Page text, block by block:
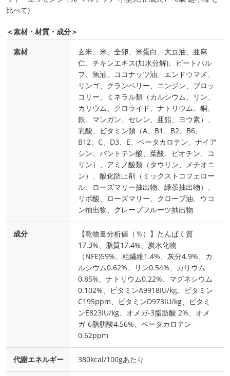
比べて)
＜素材・材質・成分＞
素材
玄米、米、全卵、米蛋白、大豆油、亜麻
仁、チキンエキス(加水分解)、ビートパル
プ、魚油、ココナッツ油、エンドウマメ、
リンゴ、クランベリー、ニンジン、ブロッ
コリー、ミネラル類（カルシウム、リン、
カリウム、クロライド、ナトリウム、銅、
鉄、マンガン、セレン、亜鉛、ヨウ素）、
乳酸、ビタミン類（A、B1、B2、B6、
B12、C、D3、E、ベータカロテン、ナイア
シン、パントテン酸、葉酸、ビオチン、コ
リン）、アミノ酸類（タウリン、メチオニ
ン）、酸化防止剤（ミックストコフェロー
ル、ローズマリー抽出物、緑茶抽出物）、
リポ酸、ローズマリー、クローブ油、ウコ
ン抽出物、グレープフルーツ抽出物
成分
【乾物量分析値（％）】たんぱく質
17.3%、脂質17.4%、炭水化物
（NFE)59%、粗繊維1.4%、灰分4.9%、カ
ルシウム0.62%、リン0.54%、カリウム
0.85%、ナトリウム0.22%、マグネシウム
0.102%、ビタミンA9918IU/kg、ビタミン
C195ppm、ビタミンD973IU/kg、ビタミ
ンE823IU/kg、オメガ‐3脂肪酸 2%、オメ
ガ‐6脂肪酸4.56%、ベータカロテン
0.62ppm
代謝エネルギー 380kcal/100gあたり